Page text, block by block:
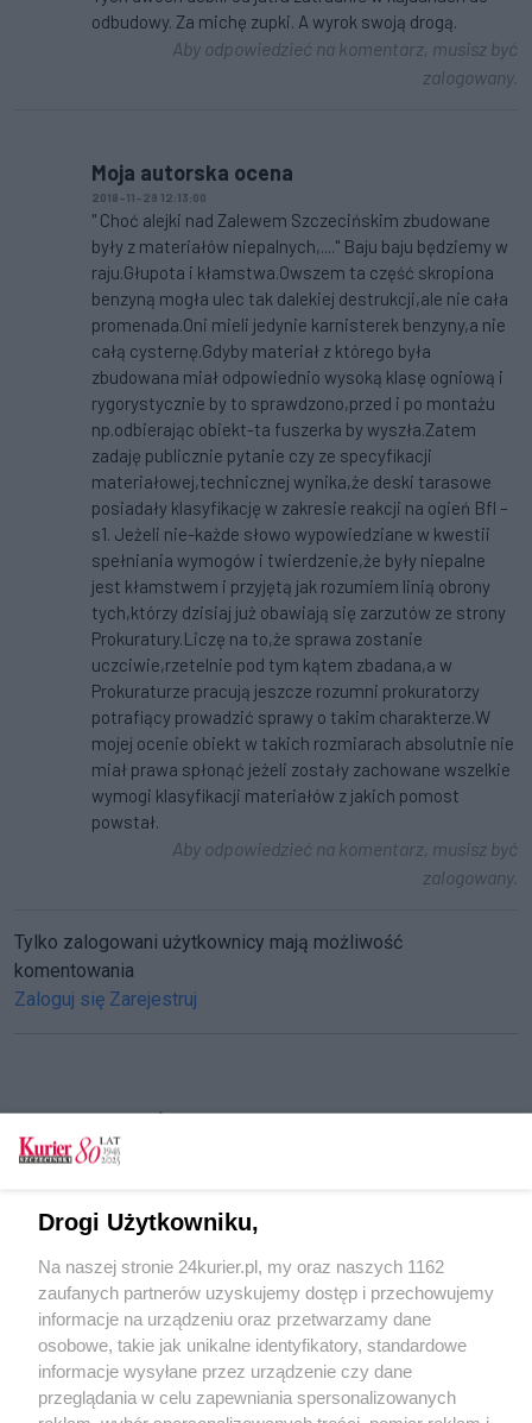
odbudowy. Za michę zupki. A wyrok swoją drogą.
Aby odpowiedzieć na komentarz, musisz być
zalogowany.
Moja autorska ocena
2018-11-29 12:13:00
" Choć alejki nad Zalewem Szczecińskim zbudowane
były z materiałów niepalnych,...." Baju baju będziemy w
raju.Głupota i kłamstwa.Owszem ta część skropiona
benzyną mogła ulec tak dalekiej destrukcji,ale nie cała
promenada.Oni mieli jedynie karnisterek benzyny,a nie
całą cysternę.Gdyby materiał z którego była
zbudowana miał odpowiednio wysoką klasę ogniową i
rygorystycznie by to sprawdzono,przed i po montażu
np.odbierając obiekt-ta fuszerka by wyszła.Zatem
zadaję publicznie pytanie czy ze specyfikacji
materiałowej,technicznej wynika,że deski tarasowe
posiadały klasyfikację w zakresie reakcji na ogień Bfl –
s1. Jeżeli nie-każde słowo wypowiedziane w kwestii
spełniania wymogów i twierdzenie,że były niepalne
jest kłamstwem i przyjętą jak rozumiem linią obrony
tych,którzy dzisiaj już obawiają się zarzutów ze strony
Prokuratury.Liczę na to,że sprawa zostanie
uczciwie,rzetelnie pod tym kątem zbadana,a w
Prokuraturze pracują jeszcze rozumni prokuratorzy
potrafiący prowadzić sprawy o takim charakterze.W
mojej ocenie obiekt w takich rozmiarach absolutnie nie
miał prawa spłonąć jeżeli zostały zachowane wszelkie
wymogi klasyfikacji materiałów z jakich pomost
powstał.
Aby odpowiedzieć na komentarz, musisz być
zalogowany.
Tylko zalogowani użytkownicy mają możliwość
komentowania
Zaloguj się Zarejestruj
CZYTAJ TAKŻE
Podpalacze pomostu w Trzebieży tymczasowo
Zarzuty za podpalenie pomostów w Trzebieży
Spłonęły pomosty w Trzebieży [GALERIA, FILM]
(akt. 1)
POGODA
Drogi Użytkowniku,
Na naszej stronie 24kurier.pl, my oraz naszych 1162
zaufanych partnerów uzyskujemy dostęp i przechowujemy
informacje na urządzeniu oraz przetwarzamy dane
osobowe, takie jak unikalne identyfikatory, standardowe
informacje wysyłane przez urządzenie czy dane
przeglądania w celu zapewniania spersonalizowanych